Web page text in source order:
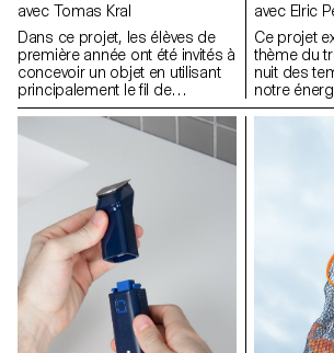
avec Tomas Kral
Dans ce projet, les élèves de
première année ont été invités à
concevoir un objet en utilisant
principalement le fil de
fercomme matériau de
création. L’objectif était
d’explorer les possibilités
expressives et structurelles de
cette matière linéaire et
malléable, en développant une
approche personnelle et
innovante. Plier, tordre, tresser
ou souder le fil devenait un
moyen d’expérimenter la forme,
l’équilibre et la légèreté, tout en
repensant la fonction de l’objet
à travers la contrainte du
matériau.
avec Elric
Ce projet
thème du
nuit des
notre
c’est
pour
nous
première
concevoir
déplacer
de leur